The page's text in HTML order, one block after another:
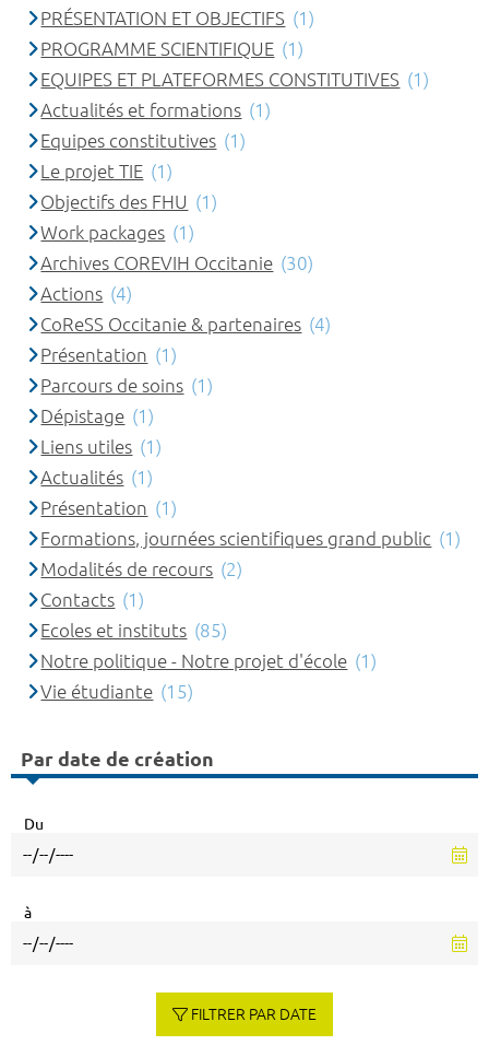
PRÉSENTATION ET OBJECTIFS (1)
PROGRAMME SCIENTIFIQUE (1)
EQUIPES ET PLATEFORMES CONSTITUTIVES (1)
Actualités et formations (1)
Equipes constitutives (1)
Le projet TIE (1)
Objectifs des FHU (1)
Work packages (1)
Archives COREVIH Occitanie (30)
Actions (4)
CoReSS Occitanie & partenaires (4)
Présentation (1)
Parcours de soins (1)
Dépistage (1)
Liens utiles (1)
Actualités (1)
Présentation (1)
Formations, journées scientifiques grand public (1)
Modalités de recours (2)
Contacts (1)
Ecoles et instituts (85)
Notre politique - Notre projet d'école (1)
Vie étudiante (15)
Par date de création
Du
à
FILTRER PAR DATE